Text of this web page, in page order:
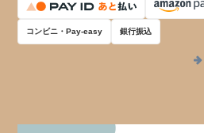
コンビニ・Pay-easy 銀行振込